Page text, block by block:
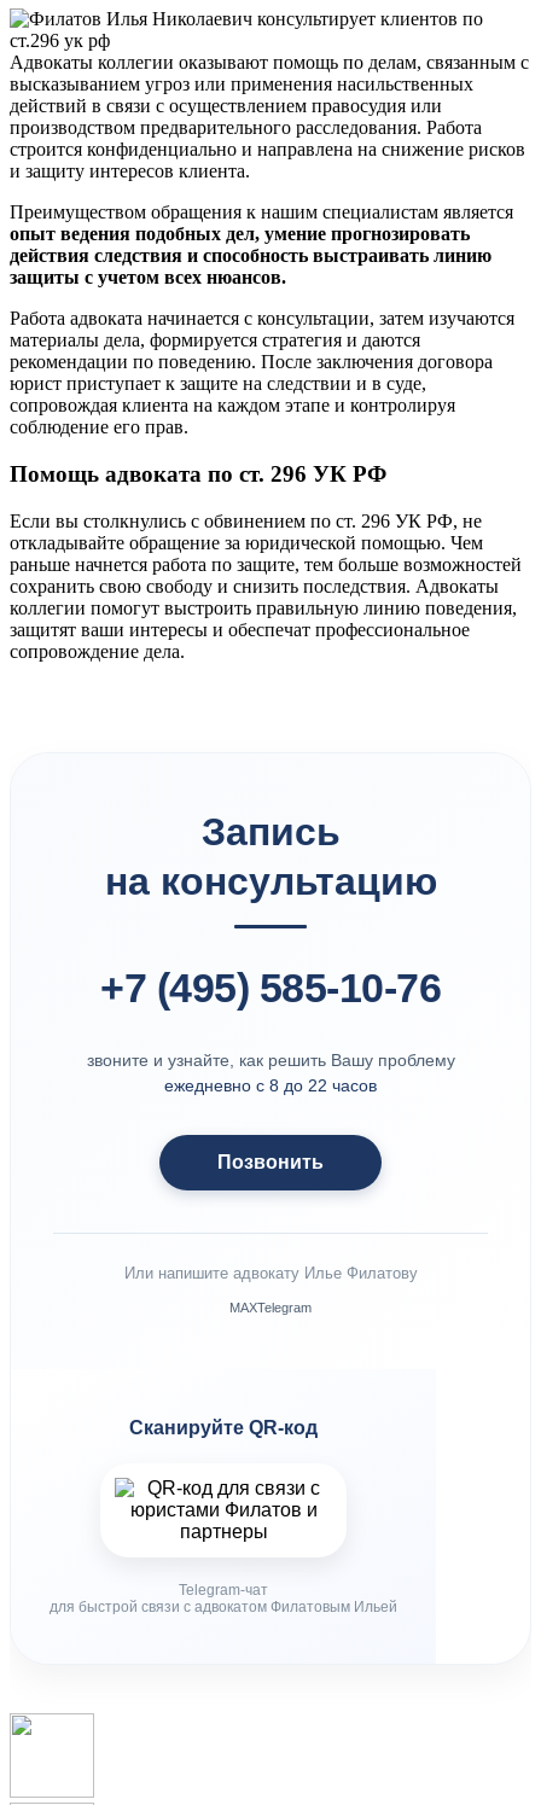
Адвокаты коллегии оказывают помощь по делам, связанным с
высказыванием угроз или применения насильственных
действий в связи с осуществлением правосудия или
производством предварительного расследования. Работа
строится конфиденциально и направлена на снижение рисков
и защиту интересов клиента.
Преимуществом обращения к нашим специалистам является
опыт ведения подобных дел, умение прогнозировать
действия следствия и способность выстраивать линию
защиты с учетом всех нюансов.
Работа адвоката начинается с консультации, затем изучаются
материалы дела, формируется стратегия и даются
рекомендации по поведению. После заключения договора
юрист приступает к защите на следствии и в суде,
сопровождая клиента на каждом этапе и контролируя
соблюдение его прав.
Помощь адвоката по ст. 296 УК РФ
Если вы столкнулись с обвинением по ст. 296 УК РФ, не
откладывайте обращение за юридической помощью. Чем
раньше начнется работа по защите, тем больше возможностей
сохранить свою свободу и снизить последствия. Адвокаты
коллегии помогут выстроить правильную линию поведения,
защитят ваши интересы и обеспечат профессиональное
сопровождение дела.
Запись
на консультацию
+7 (495) 585-10-76
звоните и узнайте, как решить Вашу проблему
ежедневно с 8 до 22 часов
Позвонить
Или напишите адвокату Илье Филатову
MAXTelegram
Сканируйте QR-код
Telegram-чат
для быстрой связи с адвокатом Филатовым Ильей